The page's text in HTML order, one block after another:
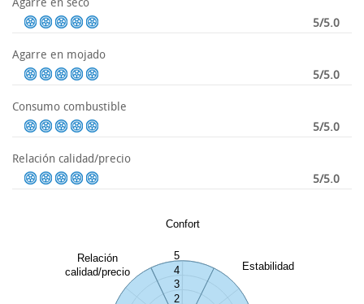
Agarre en seco
5/5.0
Agarre en mojado
5/5.0
Consumo combustible
5/5.0
Relación calidad/precio
5/5.0
Confort
Estabilidad
Relación
calidad/precio
2
3
4
5